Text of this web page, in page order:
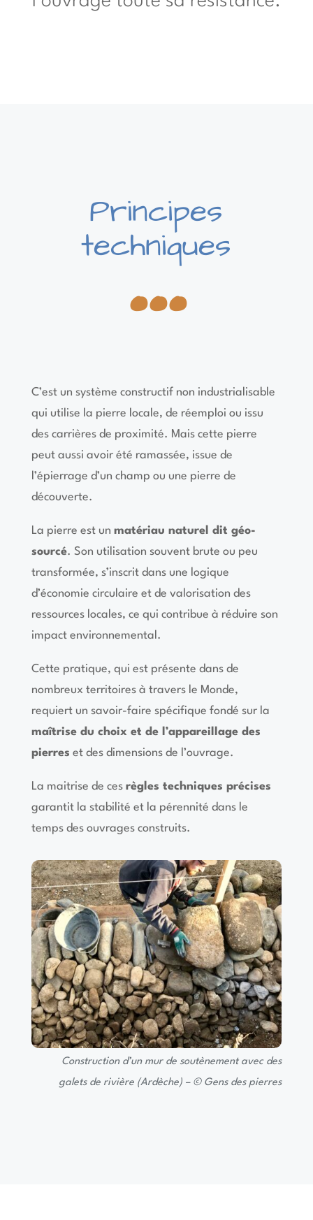
Principes
techniques
...
C’est un système constructif non industrialisable
qui utilise la pierre locale, de réemploi ou issu
des carrières de proximité. Mais cette pierre
peut aussi avoir été ramassée, issue de
l’épierrage d’un champ ou une pierre de
découverte.
La pierre est un matériau naturel dit géo-
sourcé. Son utilisation souvent brute ou peu
transformée, s’inscrit dans une logique
d’économie circulaire et de valorisation des
ressources locales, ce qui contribue à réduire son
impact environnemental.
Cette pratique, qui est présente dans de
nombreux territoires à travers le Monde,
requiert un savoir-faire spécifique fondé sur la
maîtrise du choix et de l’appareillage des
pierres et des dimensions de l’ouvrage.
La maitrise de ces règles techniques précises
garantit la stabilité et la pérennité dans le
temps des ouvrages construits.
Construction d’un mur de soutènement avec des
galets de rivière (Ardèche) – © Gens des pierres